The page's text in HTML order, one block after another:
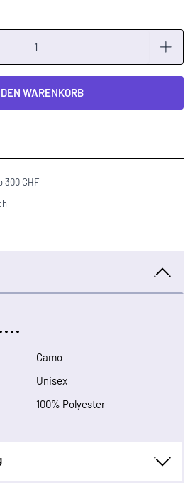
WARENKORB
300 CHF
Camo
Unisex
100% Polyester